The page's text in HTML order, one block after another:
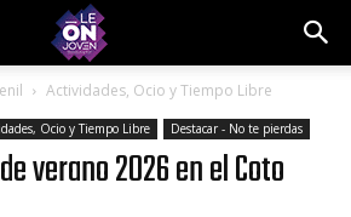
Actividades, Ocio y Tiempo Libre
Ocio y Tiempo Libre Destacar - No te pierdas
verano 2026 en el Coto